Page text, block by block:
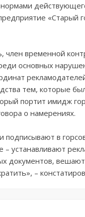
«Старый
член временной
основных
тем, которые
портит имидж
о намерениях.
подписывают в
– устанавливают
документов,
–